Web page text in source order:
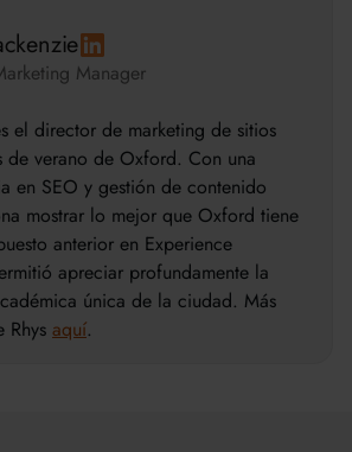
Manager
el director de marketing de sitios
de verano de Oxford. Con una
en SEO y gestión de contenido
mostrar lo mejor que Oxford tiene
anterior en Experience
apreciar profundamente la
única de la ciudad. Más
Rhys aquí.